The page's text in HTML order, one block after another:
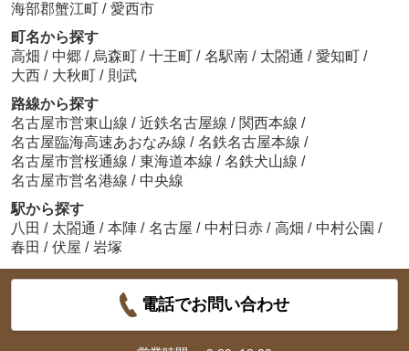
海部郡蟹江町 / 愛西市
町名から探す
高畑 / 中郷 / 烏森町 / 十王町 / 名駅南 / 太閤通 / 愛知町 /
大西 / 大秋町 / 則武
路線から探す
名古屋市営東山線 / 近鉄名古屋線 / 関西本線 /
名古屋臨海高速あおなみ線 / 名鉄名古屋本線 /
名古屋市営桜通線 / 東海道本線 / 名鉄犬山線 /
名古屋市営名港線 / 中央線
駅から探す
八田 / 太閤通 / 本陣 / 名古屋 / 中村日赤 / 高畑 / 中村公園 /
春田 / 伏屋 / 岩塚
電話でお問い合わせ